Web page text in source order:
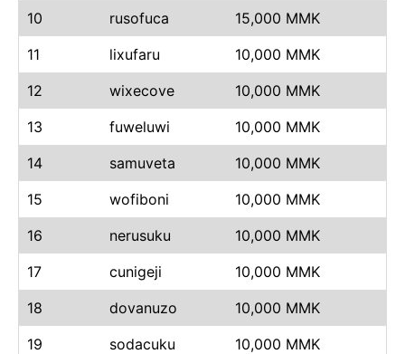
10
rusofuca
15,000 MMK
11
lixufaru
10,000 MMK
12
wixecove
10,000 MMK
13
fuweluwi
10,000 MMK
14
samuveta
10,000 MMK
15
wofiboni
10,000 MMK
16
nerusuku
10,000 MMK
17
cunigeji
10,000 MMK
18
dovanuzo
10,000 MMK
19
sodacuku
10,000 MMK